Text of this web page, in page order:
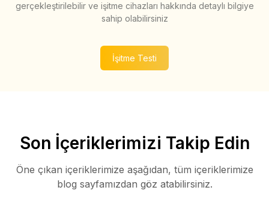
gerçekleştirilebilir ve işitme cihazları hakkında detaylı bilgiye
sahip olabilirsiniz
İşitme Testi
Son İçeriklerimizi Takip Edin
Öne çıkan içeriklerimize aşağıdan, tüm içeriklerimize
blog sayfamızdan göz atabilirsiniz.